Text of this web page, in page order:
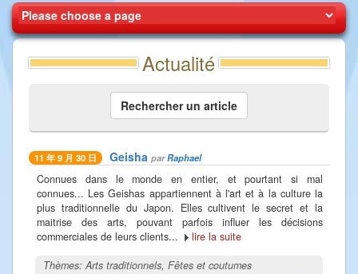
Actualité
Rechercher un article
11 年 9 月 30 日 Geisha parRaphael
Connues dans le monde en entier, et pourtant si mal
connues... Les Geishas appartiennent à l'art et à la culture la
plus traditionnelle du Japon. Elles cultivent le secret et la
maitrise des arts, pouvant parfois influer les décisions
commerciales de leurs clients...
lire la suite
Thèmes:Arts traditionnels, Fêtes et coutumes